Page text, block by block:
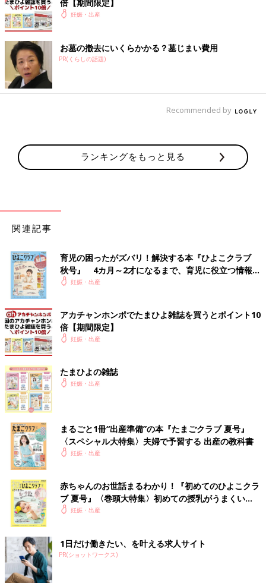
倍【期間限定】
妊娠・出産
お墓の撤去にいくらかかる？墓じまい費用
PR(くらしの話題)
Recommended by
ランキングをもっと見る
関連記事
育児の困ったがズバリ！解決する本『ひよこクラブ
秋号』 4カ月～2才になるまで、育児に役立つ情報が
いっぱい！
妊娠・出産
アカチャンホンポでたまひよ雑誌を買うとポイント10
倍【期間限定】
妊娠・出産
たまひよの雑誌
妊娠・出産
まるごと1冊“出産準備”の本『たまごクラブ 夏号』
〈スペシャル大特集〉夫婦で予習する 出産の教科書
妊娠・出産
赤ちゃんのお世話まるわかり！『初めてのひよこクラ
ブ 夏号』〈巻頭大特集〉初めての授乳がうまくい
く！ おっぱい・ミルクの基本と夏のトラブル 解決テ
妊娠・出産
1日だけ働きたい、を叶える求人サイト
PR(ショットワークス)